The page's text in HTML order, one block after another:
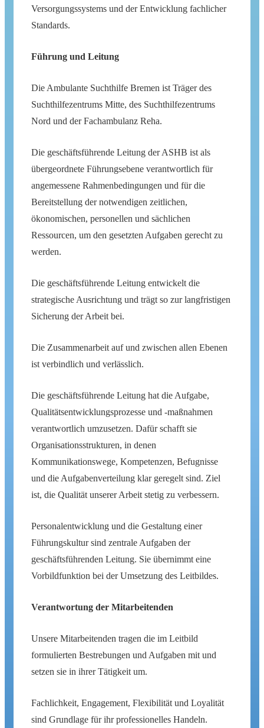
Versorgungssystems und der Entwicklung fachlicher
Standards.
Führung und Leitung
Die Ambulante Suchthilfe Bremen ist Träger des
Suchthilfezentrums Mitte, des Suchthilfezentrums
Nord und der Fachambulanz Reha.
Die geschäftsführende Leitung der ASHB ist als
übergeordnete Führungsebene verantwortlich für
angemessene Rahmenbedingungen und für die
Bereitstellung der notwendigen zeitlichen,
ökonomischen, personellen und sächlichen
Ressourcen, um den gesetzten Aufgaben gerecht zu
werden.
Die geschäftsführende Leitung entwickelt die
strategische Ausrichtung und trägt so zur langfristigen
Sicherung der Arbeit bei.
Die Zusammenarbeit auf und zwischen allen Ebenen
ist verbindlich und verlässlich.
Die geschäftsführende Leitung hat die Aufgabe,
Qualitätsentwicklungsprozesse und -maßnahmen
verantwortlich umzusetzen. Dafür schafft sie
Organisationsstrukturen, in denen
Kommunikationswege, Kompetenzen, Befugnisse
und die Aufgabenverteilung klar geregelt sind. Ziel
ist, die Qualität unserer Arbeit stetig zu verbessern.
Personalentwicklung und die Gestaltung einer
Führungskultur sind zentrale Aufgaben der
geschäftsführenden Leitung. Sie übernimmt eine
Vorbildfunktion bei der Umsetzung des Leitbildes.
Verantwortung der Mitarbeitenden
Unsere Mitarbeitenden tragen die im Leitbild
formulierten Bestrebungen und Aufgaben mit und
setzen sie in ihrer Tätigkeit um.
Fachlichkeit, Engagement, Flexibilität und Loyalität
sind Grundlage für ihr professionelles Handeln.